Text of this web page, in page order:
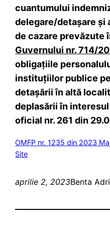
cuantumului
delegare/detaşare şi
de cazare prevăzute
Guvernului nr. 714/
obligaţiile
instituţiilor publice
detaşării în altă
deplasării în
oficial nr. 261 din
OMFP nr. 1235 din 2023
Site
aprilie 2, 2023Benta